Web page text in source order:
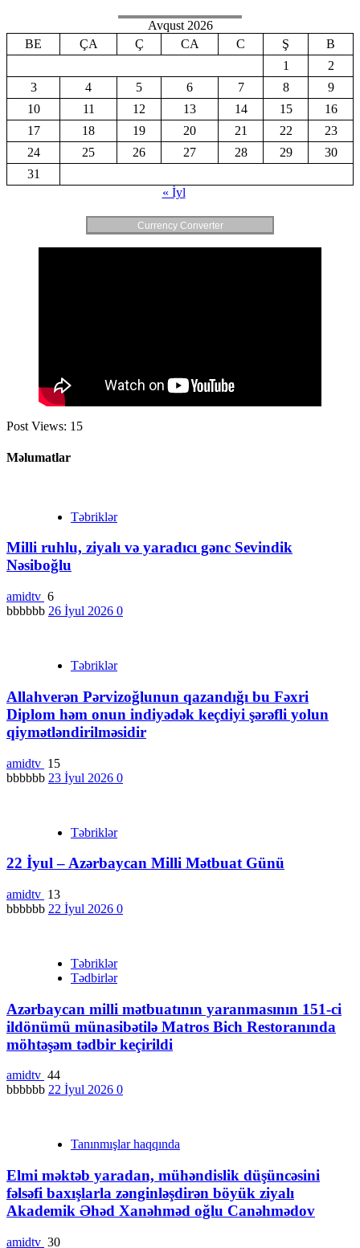
Avqust 2026
BE
ÇA Ç CA C Ş
B
1
2
3
4 5 6 7 8
9
10
11 12 13 14 15
16
17
18 19 20 21 22
23
24
25 26 27 28 29
30
31
« İyl
Currency Converter
Post Views: 15
Məlumatlar
Təbriklər
Milli ruhlu, ziyalı və yaradıcı gənc Sevindik
Nəsiboğlu
amidtv 6
bbbbbb 26 İyul 2026 0
Təbriklər
Allahverən Pərvizoğlunun qazandığı bu Fəxri
Diplom həm onun indiyədək keçdiyi şərəfli yolun
qiymətləndirilməsidir
amidtv 15
bbbbbb 23 İyul 2026 0
Təbriklər
22 İyul – Azərbaycan Milli Mətbuat Günü
amidtv 13
bbbbbb 22 İyul 2026 0
Təbriklər
Tədbirlər
Azərbaycan milli mətbuatının yaranmasının 151-ci
ildönümü münasibətilə Matros Bich Restoranında
möhtəşəm tədbir keçirildi
amidtv 44
bbbbbb 22 İyul 2026 0
Tanınmışlar haqqında
Elmi məktəb yaradan, mühəndislik düşüncəsini
fəlsəfi baxışlarla zənginləşdirən böyük ziyalı
Akademik Əhəd Xanəhməd oğlu Canəhmədov
amidtv 30